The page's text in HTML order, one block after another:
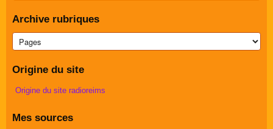
Archive rubriques
Origine du site
Origine du site radioreims
Mes sources